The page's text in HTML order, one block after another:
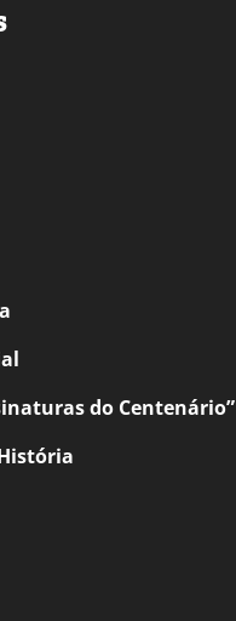
do Centenário”